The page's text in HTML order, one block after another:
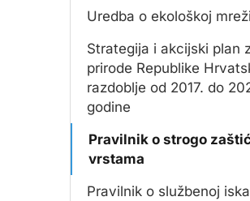
Uredba o ekološkoj mreži
Strategija i akcijski plan
prirode Republike
razdoblje od 2017. do
godine
Pravilnik o strogo
vrstama
Pravilnik o službenoj